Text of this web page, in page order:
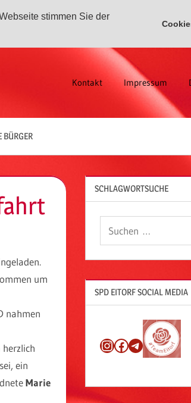
stimmen Sie der
Kontakt Impressum
BÜRGER
um
nahmen
herzlich
ein
Marie
SCHLAGWORTSUCHE
SPD EITORF SOCIAL MEDIA
Instagram
Facebook
Telegram